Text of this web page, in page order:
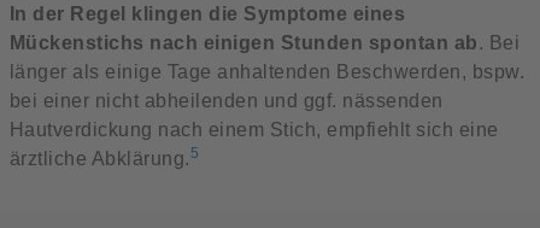
In der Regel klingen die Symptome eines
Mückenstichs nach einigen Stunden spontan ab. Bei
länger als einige Tage anhaltenden Beschwerden, bspw.
bei einer nicht abheilenden und ggf. nässenden
Hautverdickung nach einem Stich, empfiehlt sich eine
ärztliche Abklärung.5